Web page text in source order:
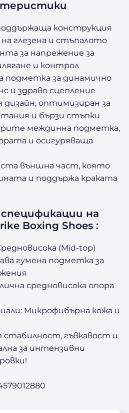
конструкция
глезена и стъпалото
за напрежение за
и контрол
подметка за динамично
и здраво сцепление
оптимизиран за
и бързи стъпки
междинна подметка,
и осигуряваща
външна част, която
и поддържа краката
на
Boxing Shoes :
(Mid-top)
гумена подметка за
средновисока опора
Микрофибърна кожа и
гъвкавост и
за интензивни